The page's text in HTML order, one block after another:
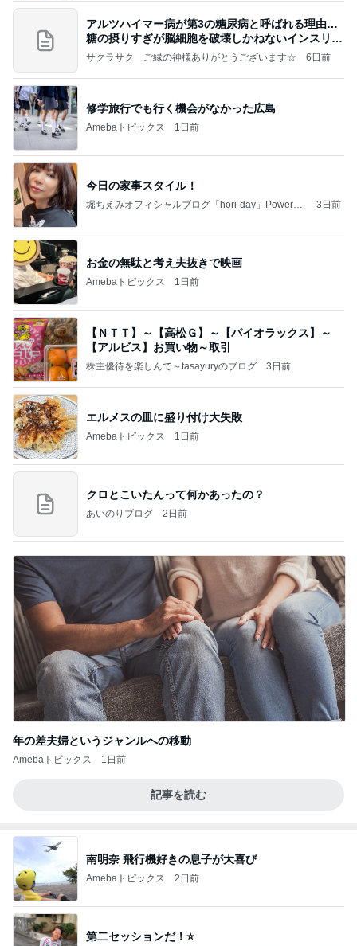
アルツハイマー病が第3の糖尿病と呼ばれる理由…
糖の摂りすぎが脳細胞を破壊しかねないインスリン
の恐
サクラサク ご縁の神様ありがとうございます☆ 6日前
修学旅行でも行く機会がなかった広島
Amebaトピックス 1日前
今日の家事スタイル！
堀ちえみオフィシャルブログ「hori-day」Powered
3日前
お金の無駄と考え夫抜きで映画
Amebaトピックス 1日前
【ＮＴＴ】～【高松Ｇ】～【パイオラックス】～
【アルビス】お買い物～取引
株主優待を楽しんで～tasayuryのブログ 3日前
エルメスの皿に盛り付け大失敗
Amebaトピックス 1日前
クロとこいたんって何かあったの？
あいのりブログ 2日前
年の差夫婦というジャンルへの移動
Amebaトピックス 1日前
記事を読む
南明奈 飛行機好きの息子が大喜び
Amebaトピックス 2日前
第二セッションだ！⭐️